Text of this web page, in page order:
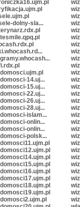
dolny-sla...
14.uj...
15.uj...
22.uj...
26.uj...
28.uj...
islam...
onlin...
onlin...
polsk...